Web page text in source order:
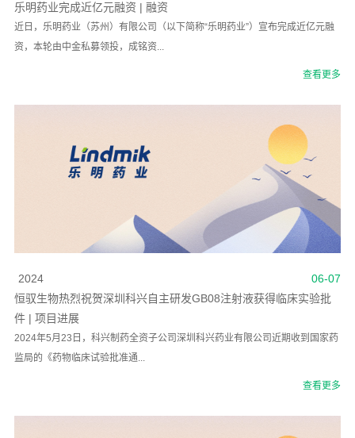
乐明药业完成近亿元融资 | 融资
近日，乐明药业（苏州）有限公司（以下简称“乐明药业”）宣布完成近亿元融
资，本轮由中金私募领投，成铭资...
查看更多
06-07
2024
恒驭生物热烈祝贺深圳科兴自主研发GB08注射液获得临床实验批
件 | 项目进展
2024年5月23日，科兴制药全资子公司深圳科兴药业有限公司近期收到国家药
监局的《药物临床试验批准通...
查看更多